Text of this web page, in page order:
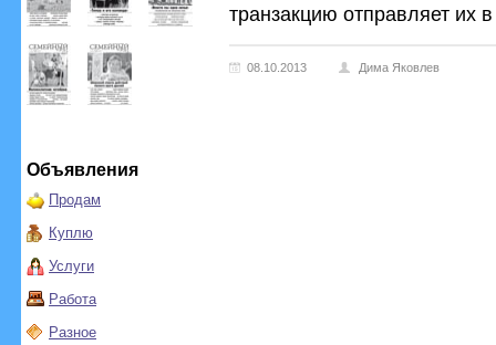
Объявления
Продам
Куплю
Услуги
Работа
Разное
транзакцию отправляет их
08.10.2013 Дима Яковлев